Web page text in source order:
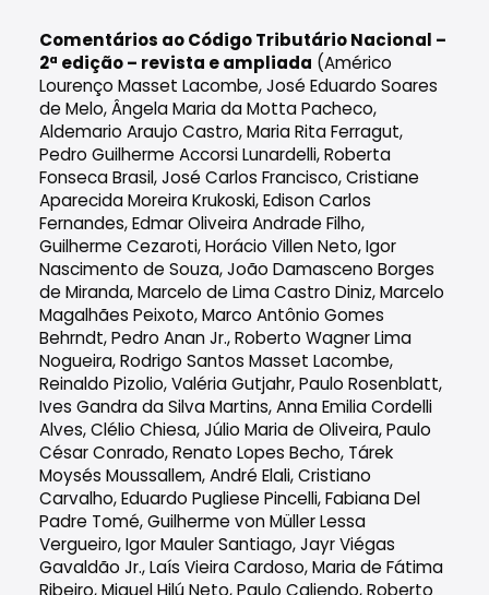
Comentários ao Código Tributário Nacional –
2ª edição – revista e ampliada (Américo
Lourenço Masset Lacombe, José Eduardo Soares
de Melo, Ângela Maria da Motta Pacheco,
Aldemario Araujo Castro, Maria Rita Ferragut,
Pedro Guilherme Accorsi Lunardelli, Roberta
Fonseca Brasil, José Carlos Francisco, Cristiane
Aparecida Moreira Krukoski, Edison Carlos
Fernandes, Edmar Oliveira Andrade Filho,
Guilherme Cezaroti, Horácio Villen Neto, Igor
Nascimento de Souza, João Damasceno Borges
de Miranda, Marcelo de Lima Castro Diniz, Marcelo
Magalhães Peixoto, Marco Antônio Gomes
Behrndt, Pedro Anan Jr., Roberto Wagner Lima
Nogueira, Rodrigo Santos Masset Lacombe,
Reinaldo Pizolio, Valéria Gutjahr, Paulo Rosenblatt,
Ives Gandra da Silva Martins, Anna Emilia Cordelli
Alves, Clélio Chiesa, Júlio Maria de Oliveira, Paulo
César Conrado, Renato Lopes Becho, Tárek
Moysés Moussallem, André Elali, Cristiano
Carvalho, Eduardo Pugliese Pincelli, Fabiana Del
Padre Tomé, Guilherme von Müller Lessa
Vergueiro, Igor Mauler Santiago, Jayr Viégas
Gavaldão Jr., Laís Vieira Cardoso, Maria de Fátima
Ribeiro, Miguel Hilú Neto, Paulo Caliendo, Roberto